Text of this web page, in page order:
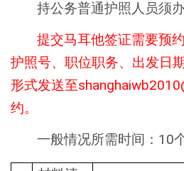
持公务普通护照人员须
提交马耳他签证需要预
护照号、职位职务、出发日
形式发送至
约。
一般情况所需时间： 10